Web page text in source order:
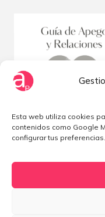
Esta web utiliza cookies
contenidos como Google
configurar tus preferencias.
DE
PAREJA
Apego